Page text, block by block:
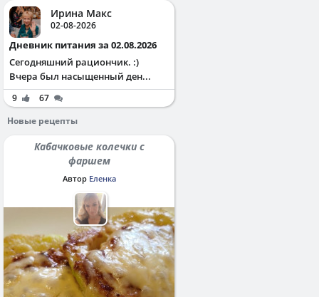
Ирина Макс
02-08-2026
Дневник питания за 02.08.2026
Сегодняшний рациончик. :)
Вчера был насыщенный ден...
9
67
Новые рецепты
Кабачковые колечки с
фаршем
Автор Еленка